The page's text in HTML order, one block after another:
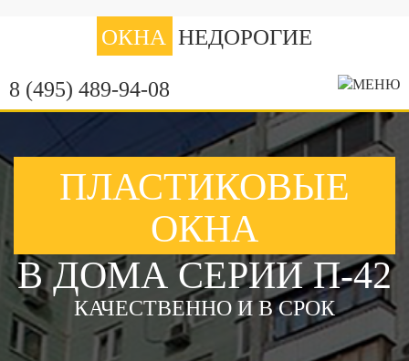
ОКНА НЕДОРОГИЕ
8 (495) 489-94-08
ПЛАСТИКОВЫЕ
ОКНА
В ДОМА СЕРИИ П-42
КАЧЕСТВЕННО И В СРОК